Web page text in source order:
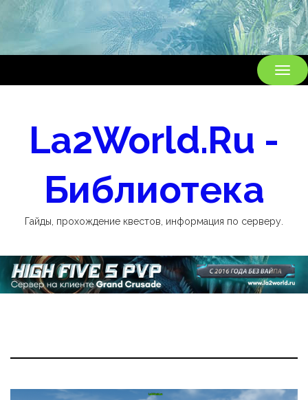
La2World.Ru -
Библиотека
Гайды, прохождение квестов, информация по серверу.